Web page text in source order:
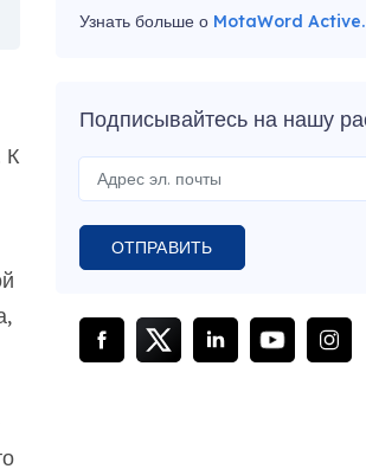
К
Узнать больше о MotaWord Active.
Подписывайтесь на нашу
ОТПРАВИТЬ